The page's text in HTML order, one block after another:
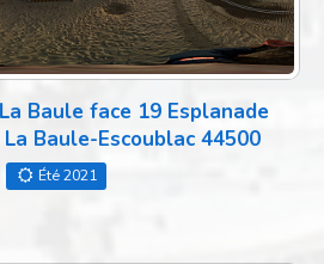
Baule face 19 Esplanade
Baule-Escoublac 44500
Été 2021